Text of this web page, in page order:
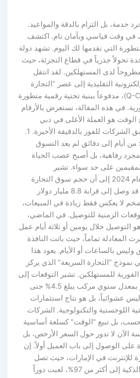
بل التزام بالدقة والمواعيد.
وقت قياسي وبأمان تام. اكتشف
التي نقدمها لك اليوم. تشهد دولة
تحولاً جذرياً في قطاع التجزئة، حيث
مطروحاً لدى المستهلكين. لقد انتقل
التقليدية إلى عصر “التجارة
السريعة” (Q-Commerce)، مدفوعاً ببنية تحتية رقمية متطورة
في هذه المقالة، نستعرض بالأرقام
الوقت هو العملة الأغلى في دبي
وأبوظبي، وكيف تتسابق الشركات للفوز بالدقيقة الأخيرة. 1.
من أيام إلى دقائق لم يعد التسوق
رفاهية، بل أصبح عصب الحياة
على حد سواء. تشير
الإحصائيات الحديثة لعام 2024 إلى أن حجم سوق التجارة
الإلكترونية في الدولة قد وصل إلى قرابة 8.8 مليار دولار
لا يعكس فقط زيادة في المبيعات،
الزمنية للتوصيل. في الماضي،
التوصيل خلال يومين أو ثلاثة أيام عمل
المعادلة تماماً، حيث باتت النافذة
وليس بالساعات أو الأيام. يعود هذا
نموذج “التجارة السريعة” الذي يركز
الفورية للمستهلكين. تشير التوقعات إلى
أن هذا القطاع سينمو بمعدل سنوي مركب يبلغ 4.5% حتى
النمو ليس عشوائياً، بل هو نتاج استثمارات
اللوجستية والتكنولوجية. الشركات
بل تبيع “الوقت” كسلعة أساسية
الآن لا تدور حول السعر الأرخص، بل
على الوصول إلى باب العميل أولاً. إن
للإنترنت في الإمارات، حيث تصل
نسبة انتشار الهواتف الذكية إلى أكثر من 97%، لعبت دوراً